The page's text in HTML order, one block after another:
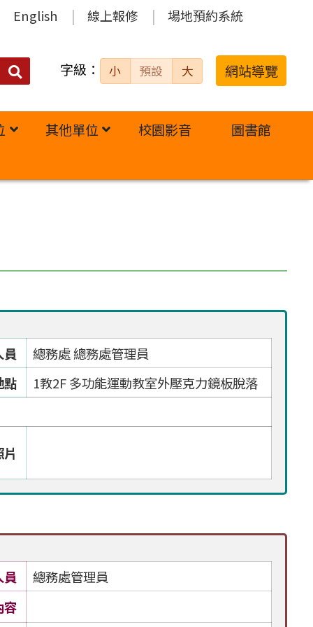
English 線上報修 場地預約系統
搜
字級： 小 預設 大 網站導覽
其他單位 校園影音 圖書館
員
總務處 總務處管理員
點
1教2F 多功能運動教室外壓克力鏡板脫落
總務處管理員
容